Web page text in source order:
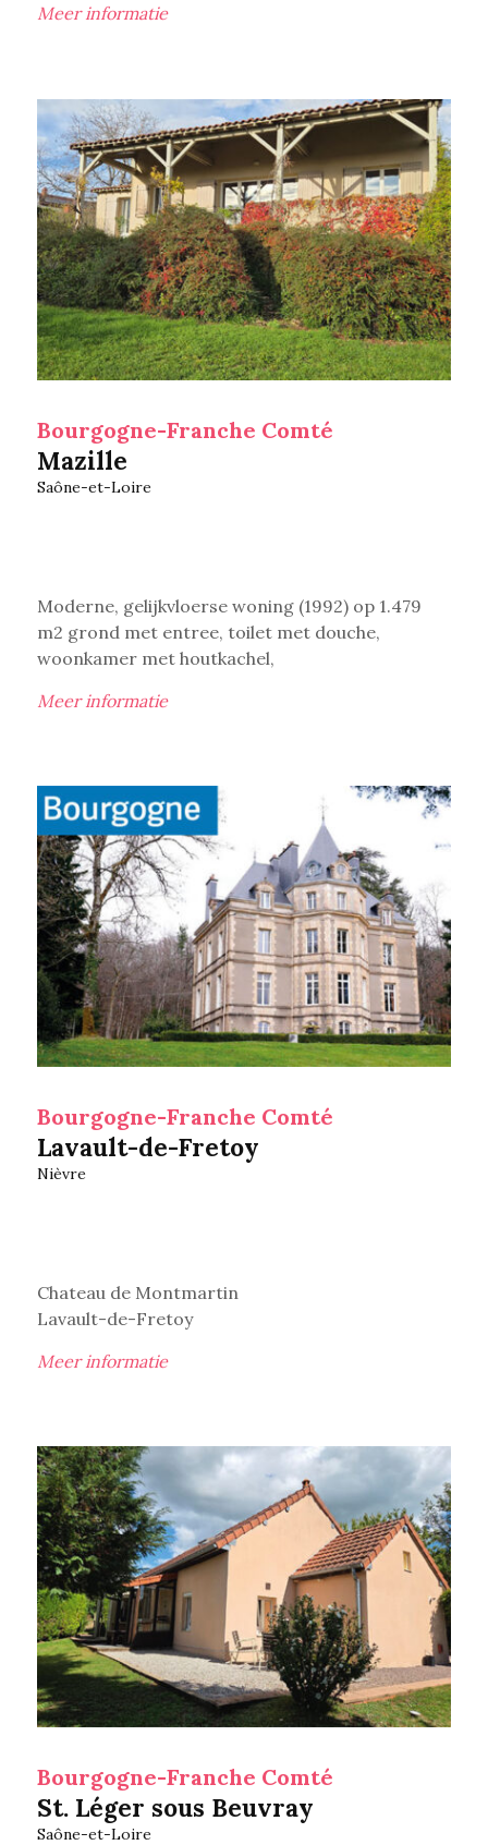
Meer informatie
Bourgogne-Franche Comté
Mazille
Saône-et-Loire
Moderne, gelijkvloerse woning (1992) op 1.479
m2 grond met entree, toilet met douche,
woonkamer met houtkachel,
Meer informatie
Bourgogne-Franche Comté
Lavault-de-Fretoy
Nièvre
Chateau de Montmartin
Lavault-de-Fretoy
Meer informatie
Bourgogne-Franche Comté
St. Léger sous Beuvray
Saône-et-Loire